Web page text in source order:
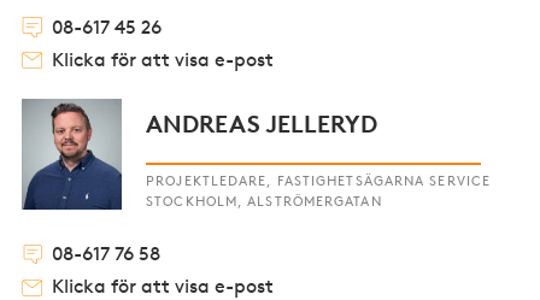
08-617 45 26
Klicka för att visa e-post
ANDREAS JELLERYD
PROJEKTLEDARE, FASTIGHETSÄGARNA SERVICE
STOCKHOLM, ALSTRÖMERGATAN
08-617 76 58
Klicka för att visa e-post